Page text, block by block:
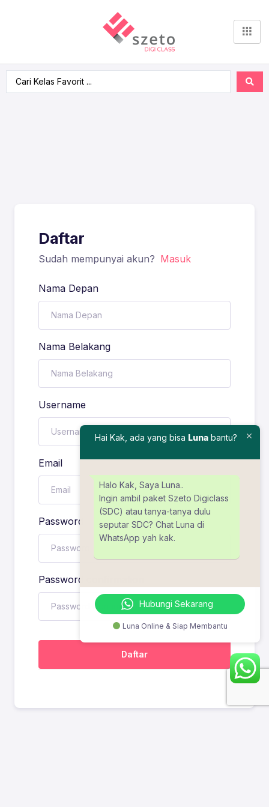
Daftar
Sudah mempunyai akun? Masuk
Nama Depan
Nama Belakang
Username
Email
Password
Password confirmation
Daftar
Hai Kak, ada yang bisa Luna bantu?
Halo Kak, Saya Luna..
Ingin ambil paket Szeto Digiclass
(SDC) atau tanya-tanya dulu
seputar SDC? Chat Luna di
WhatsApp yah kak.
Hubungi Sekarang
Luna Online & Siap Membantu